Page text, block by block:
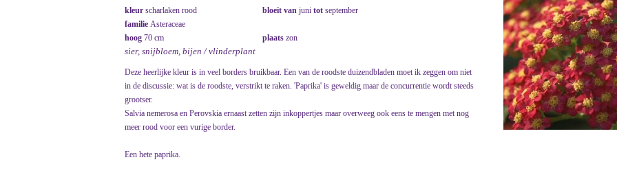
kleur scharlaken rood bloeit van juni tot september
familie Asteraceae
hoog 70 cm plaats zon
sier, snijbloem, bijen / vlinderplant
Deze heerlijke kleur is in veel borders bruikbaar. Een van de roodste duizendbladen moet ik zeggen om niet
in de discussie: wat is de roodste, verstrikt te raken. 'Paprika' is geweldig maar de concurrentie wordt steeds
grootser.
Salvia nemerosa en Perovskia ernaast zetten zijn inkoppertjes maar overweeg ook eens te mengen met nog
meer rood voor een vurige border.
Een hete paprika.